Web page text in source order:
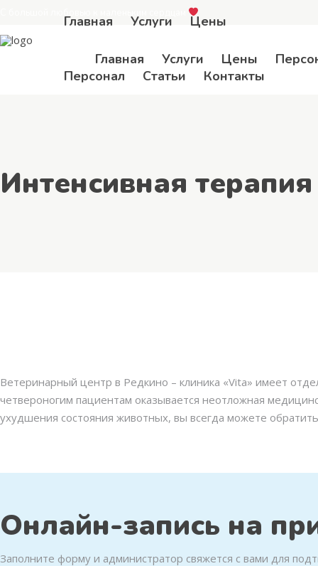
Главная Услуги Цены
Главная Услуги Цены
Персонал Статьи Контакты
Интенсивная терапия
Ветеринарный центр в Редкино – клиника «Vita» имеет
четвероногим пациентам оказывается неотложная
ухудшения состояния животных, вы всегда можете
Онлайн-запись на
Заполните форму и администратор свяжется с вами для
Позвонить нам